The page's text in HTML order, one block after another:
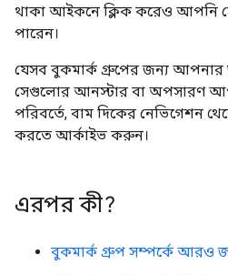
থাকা আইকনে ক্লিক করেও আপনি
পারেন।
যেসব বুকমার্ক গ্রুপের জন্য আপনার
সেগুলোর আনস্টার বা অপসারণ
পরিবর্তে, বাম দিকের নেভিগেশন
করতে আর্কাইভ করুন।
এরপর কী?
বুকমার্ক গ্রুপ সম্পর্কে আরও